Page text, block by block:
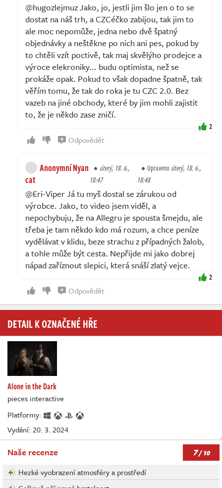
@hugozlejmuz Jako, jo, jestli jim šlo jen o to se
dostat na náš trh, a CZCéčko zabijou, tak jim to
ale moc nepomůže, jedna nebo dvě špatný
objednávky a neštěkne po nich ani pes, pokud by
to chtěli vzít poctivě, tak maj skvělýho prodejce a
výroce elekroniky... budu optimista, než se
prokáže opak. Pokud to však dopadne špatně, tak
věřím tomu, že tak do roka je tu CZC 2.0. Bez
vazeb na jiné obchody, které by jim mohli zajistit
to, že je někdo zase zničí.
2
Odpovědět
Anonymní Nyan
cat
úterý, 18. 6.,
18:47
Upravenoúterý, 18. 6.,
18:48
@Eri-Viper Já tu myš dostal se zárukou od
výrobce. Jako, to video jsem viděl, a
nepochybuju, že na Allegru je spousta šmejdu, ale
třeba je tam někdo kdo má rozum, a chce peníze
vydělávat v klidu, beze strachu z případných žalob,
a tohle může být cesta. Nepřijde mi jako dobrej
nápad zaříznout slepici, která snáší zlatý vejce.
2
Odpovědět
DETAIL K OZNAČENÉ HŘE
Alone in the Dark
pieces interactive
Platformy:
Vydání: 20. 3. 2024
Naše recenze 7/ 10
Hezké vyobrazení atmosféry a prostředí